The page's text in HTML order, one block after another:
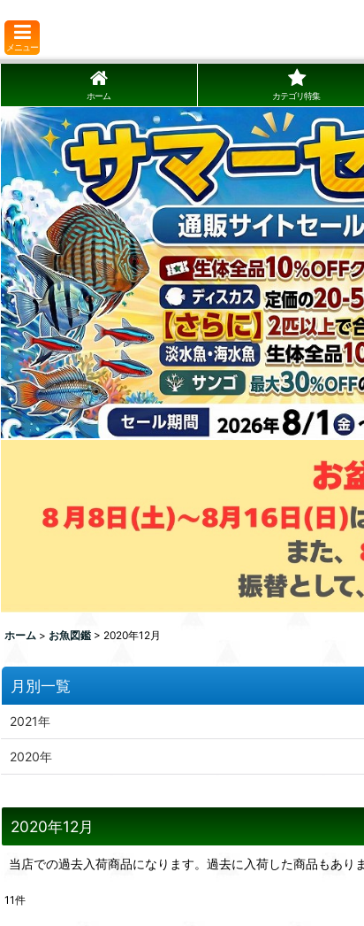
メニュー
ホーム カテゴリ特集
ホーム > お魚図鑑 > 2020年12月
2020年12月
当店での過去入荷商品になります。過去に入荷した商品もあり
11件
月別一覧
2021年
2020年